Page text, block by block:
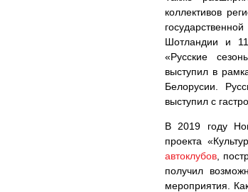
коллективов
Шотландии и
«Русские
выступил в
Белорусии.
выступил с
В 2019 году
проекта
автоклубов ,
получил
мероприятия.